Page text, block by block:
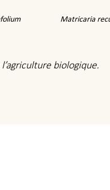
Matricaria
biologique.